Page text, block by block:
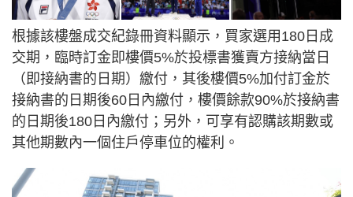
根據該樓盤成交紀錄冊資料顯示，買家選用180日成
交期，臨時訂金即樓價5%於投標書獲賣方接納當日
（即接納書的日期）繳付，其後樓價5%加付訂金於
接納書的日期後60日內繳付，樓價餘款90%於接納書
的日期後180日內繳付；另外，可享有認購該期數或
其他期數內一個住戶停車位的權利。